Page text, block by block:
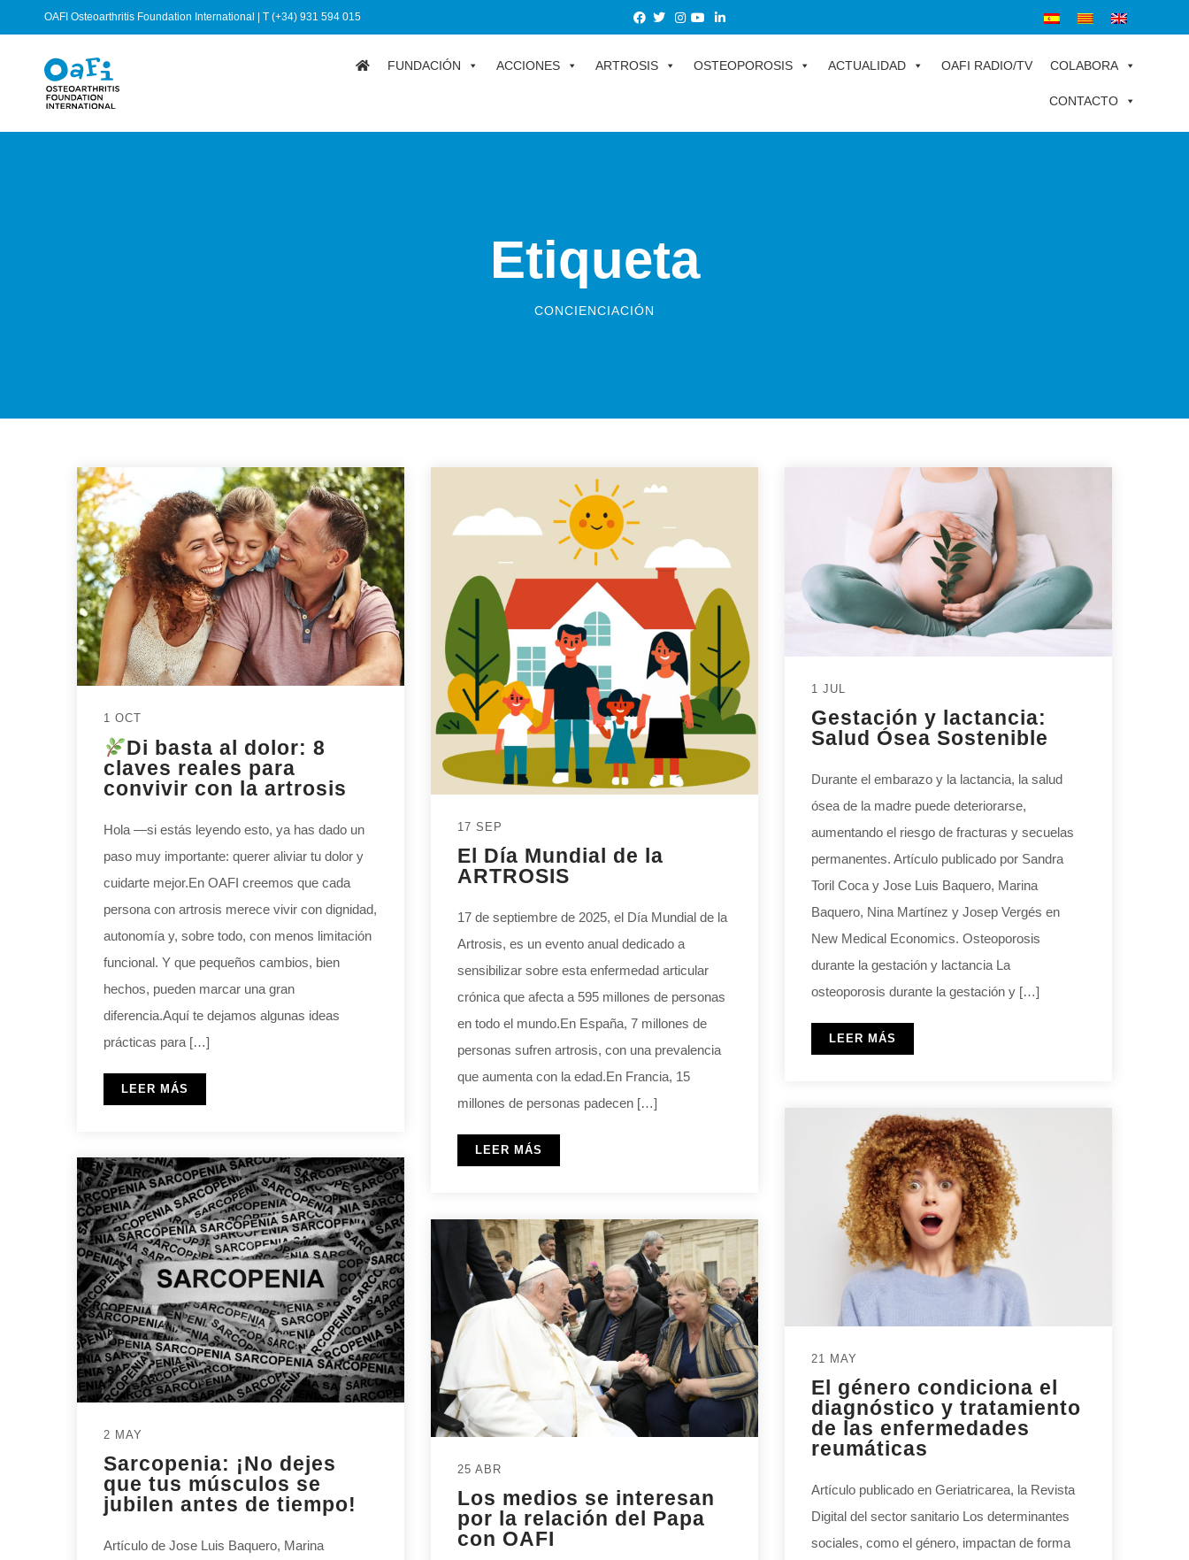
OAFI Osteoarthritis Foundation International | T (+34) 931 594 015
FUNDACIÓN ACCIONES ARTROSIS OSTEOPOROSIS ACTUALIDAD OAFI RADIO/TV COLABORA
CONTACTO
Etiqueta
CONCIENCIACIÓN
1 OCT
Di basta al dolor: 8
claves reales para
convivir con la artrosis
Hola —si estás leyendo esto, ya has dado un
paso muy importante: querer aliviar tu dolor y
cuidarte mejor.En OAFI creemos que cada
persona con artrosis merece vivir con dignidad,
autonomía y, sobre todo, con menos limitación
funcional. Y que pequeños cambios, bien
hechos, pueden marcar una gran
diferencia.Aquí te dejamos algunas ideas
prácticas para […]
LEER MÁS
17 SEP
El Día Mundial de la
ARTROSIS
17 de septiembre de 2025, el Día Mundial de la
Artrosis, es un evento anual dedicado a
sensibilizar sobre esta enfermedad articular
crónica que afecta a 595 millones de personas
en todo el mundo.En España, 7 millones de
personas sufren artrosis, con una prevalencia
que aumenta con la edad.En Francia, 15
millones de personas padecen […]
LEER MÁS
1 JUL
Gestación y lactancia:
Salud Ósea Sostenible
Durante el embarazo y la lactancia, la salud
ósea de la madre puede deteriorarse,
aumentando el riesgo de fracturas y secuelas
permanentes. Artículo publicado por Sandra
Toril Coca y Jose Luis Baquero, Marina
Baquero, Nina Martínez y Josep Vergés en
New Medical Economics. Osteoporosis
durante la gestación y lactancia La
osteoporosis durante la gestación y […]
LEER MÁS
21 MAY
El género condiciona el
diagnóstico y tratamiento
de las enfermedades
reumáticas
Artículo publicado en Geriatricarea, la Revista
Digital del sector sanitario Los determinantes
sociales, como el género, impactan de forma
2 MAY
Sarcopenia: ¡No dejes
que tus músculos se
jubilen antes de tiempo!
Artículo de Jose Luis Baquero, Marina
25 ABR
Los medios se interesan
por la relación del Papa
con OAFI